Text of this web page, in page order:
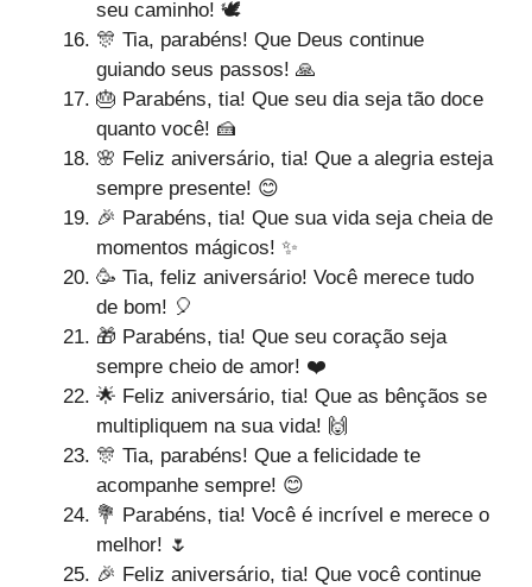
seu caminho! 🕊️
🎊 Tia, parabéns! Que Deus continue
guiando seus passos! 🙏
🎂 Parabéns, tia! Que seu dia seja tão doce
quanto você! 🍰
🌸 Feliz aniversário, tia! Que a alegria esteja
sempre presente! 😊
🎉 Parabéns, tia! Que sua vida seja cheia de
momentos mágicos! ✨
🥳 Tia, feliz aniversário! Você merece tudo
de bom! 🎈
🎁 Parabéns, tia! Que seu coração seja
sempre cheio de amor! ❤️
🌟 Feliz aniversário, tia! Que as bênçãos se
multipliquem na sua vida! 🙌
🎊 Tia, parabéns! Que a felicidade te
acompanhe sempre! 😊
💐 Parabéns, tia! Você é incrível e merece o
melhor! 🌷
🎉 Feliz aniversário, tia! Que você continue